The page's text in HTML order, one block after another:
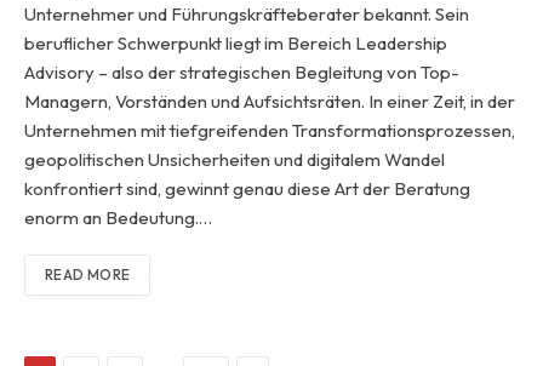
Unternehmer und Führungskräfteberater bekannt. Sein
beruflicher Schwerpunkt liegt im Bereich Leadership
Advisory – also der strategischen Begleitung von Top-
Managern, Vorständen und Aufsichtsräten. In einer Zeit, in der
Unternehmen mit tiefgreifenden Transformationsprozessen,
geopolitischen Unsicherheiten und digitalem Wandel
konfrontiert sind, gewinnt genau diese Art der Beratung
enorm an Bedeutung.…
READ MORE